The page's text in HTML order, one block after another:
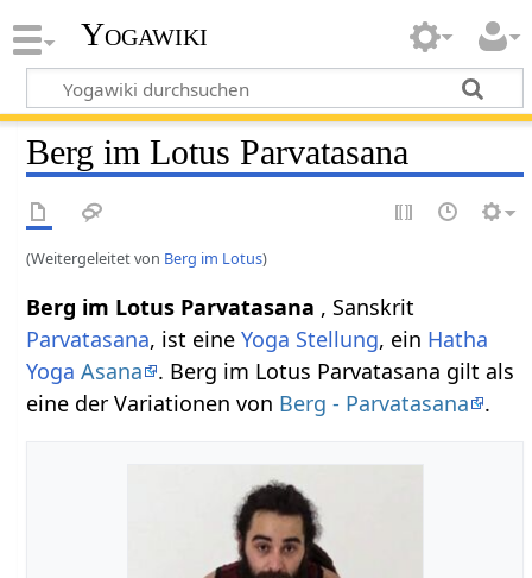
Yogawiki
Berg im Lotus Parvatasana
(Weitergeleitet von Berg im Lotus)
Berg im Lotus Parvatasana , Sanskrit
Parvatasana, ist eineYoga Stellung, ein Hatha
Yoga Asana
. Berg im Lotus Parvatasana gilt als
eine der Variationen von Berg - Parvatasana .